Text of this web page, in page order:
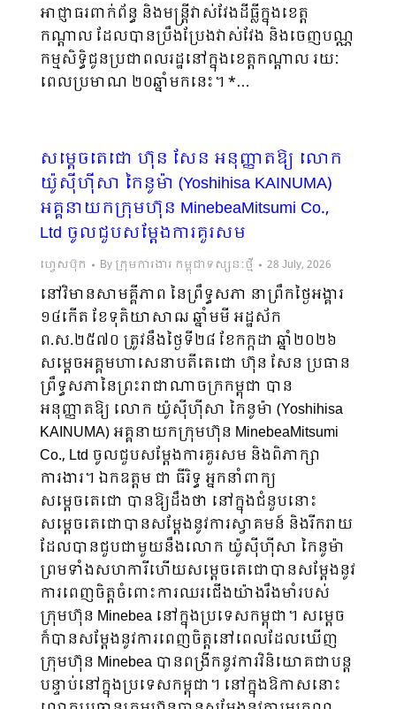
អាជ្ញាធរពាក់ព័ន្ធ និងមន្ត្រីវាស់វែងដីធ្លីក្នុងខេត្ត
កណ្តាល ដែលបានប្រឹងប្រែងវាស់វែង និងចេញបណ្ណ
កម្មសិទ្ធិជូនប្រជាពលរដ្ឋនៅក្នុងខេត្តកណ្តាល រយៈ
ពេលប្រមាណ ២០ឆ្នាំមកនេះ។ *…
សម្តេចតេជោ ហ៊ុន សែន អនុញ្ញាតឱ្យ លោក
យ៉ូស៊ីហ៊ីសា កៃនូម៉ា (Yoshihisa KAINUMA)
អគ្គនាយកក្រុមហ៊ុន MinebeaMitsumi Co.,
Ltd ចូលជួបសម្ដែងការគួរសម
ហ្វេសប៊ុក By ក្រុមការងារ កម្ពុជាទស្សនៈថ្មី 28 July, 2026
នៅវិមានសាមគ្គីភាព នៃព្រឹទ្ធសភា នាព្រឹកថ្ងៃអង្គារ
១៤កើត ខែទុតិយាសាឍ ឆ្នាំមមី អដ្ឋស័ក
ព.ស.២៥៧០ ត្រូវនឹងថ្ងៃទី២៨ ខែកក្កដា ឆ្នាំ២០២៦
សម្តេចអគ្គមហាសេនាបតីតេជោ ហ៊ុន សែន ប្រធាន
ព្រឹទ្ធសភានៃព្រះរាជាណាចក្រកម្ពុជា បាន
អនុញ្ញាតឱ្យ លោក យ៉ូស៊ីហ៊ីសា កៃនូម៉ា (Yoshihisa
KAINUMA) អគ្គនាយកក្រុមហ៊ុន MinebeaMitsumi
Co., Ltd ចូលជួបសម្ដែងការគួរសម និងពិភាក្សា
ការងារ។ ឯកឧត្តម ជា ធីរិទ្ធ អ្នកនាំពាក្យ
សម្ដេចតេជោ បានឱ្យដឹងថា នៅក្នុងជំនួបនោះ
សម្ដេចតេជោបានសម្ដែងនូវការស្វាគមន៍ និងរីករាយ
ដែលបានជួបជាមួយនឹងលោក យ៉ូស៊ីហ៊ីសា កៃនូម៉ា
ព្រមទាំងសហការីហើយសម្ដេចតេជោបានសម្ដែងនូវ
ការពេញចិត្តចំពោះការឈរជើងយ៉ាងរឹងមាំរបស់
ក្រុមហ៊ុន Minebea នៅក្នុងប្រទេសកម្ពុជា។ សម្ដេច
ក៏បានសម្ដែងនូវការពេញចិត្តនៅពេលដែលឃើញ
ក្រុមហ៊ុន Minebea បានពង្រីកនូវការវិនិយោគជាបន្ត
បន្ទាប់នៅក្នុងប្រទេសកម្ពុជា។ នៅក្នុងឱកាសនោះ